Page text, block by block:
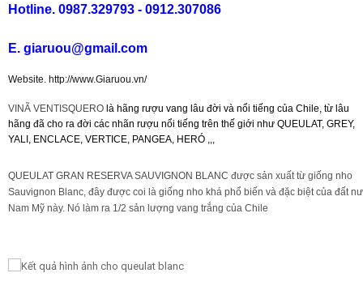
Rượu Vang BỒ ĐÀO NHA
RƯỢU VANG ĐỨC
Hotline. 0987.329793 - 0912.307086
E. giaruou@gmail.com
Website. http://www.Giaruou.vn/
VINÃ VENTISQUERO là hãng rượu vang lâu đời và nổi tiếng của Chile, từ lâu
hãng đã cho ra đời các nhãn rượu nổi tiếng trên thế giới như QUEULAT, GREY,
YALI, ENCLACE, VERTICE, PANGEA, HERÓ ,,,
QUEULAT GRAN RESERVA SAUVIGNON BLANC được sản xuất từ giống nho
Sauvignon Blanc, đây được coi là giống nho khá phổ biến và đặc biệt của đất
Nam Mỹ này. Nó làm ra 1/2 sản lượng vang trắng của Chile